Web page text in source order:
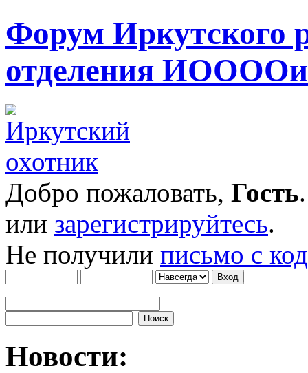
Форум Иркутского
отделения
Добро пожаловать, Гость
или зарегистрируйтесь.
Не получили письмо с
Новости: